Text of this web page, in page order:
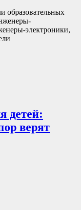
образовательных
электроники,
детей:
верят